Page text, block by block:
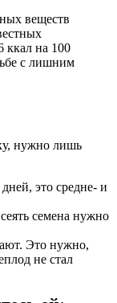
веществ
ккал на 100
с лишним
нужно лишь
это средне- и
семена нужно
Это нужно,
не стал